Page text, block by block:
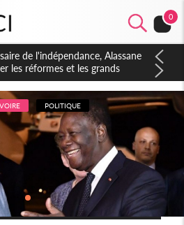
0
Oury Bah admire le modèle
accélérer le développement
POLITIQUE